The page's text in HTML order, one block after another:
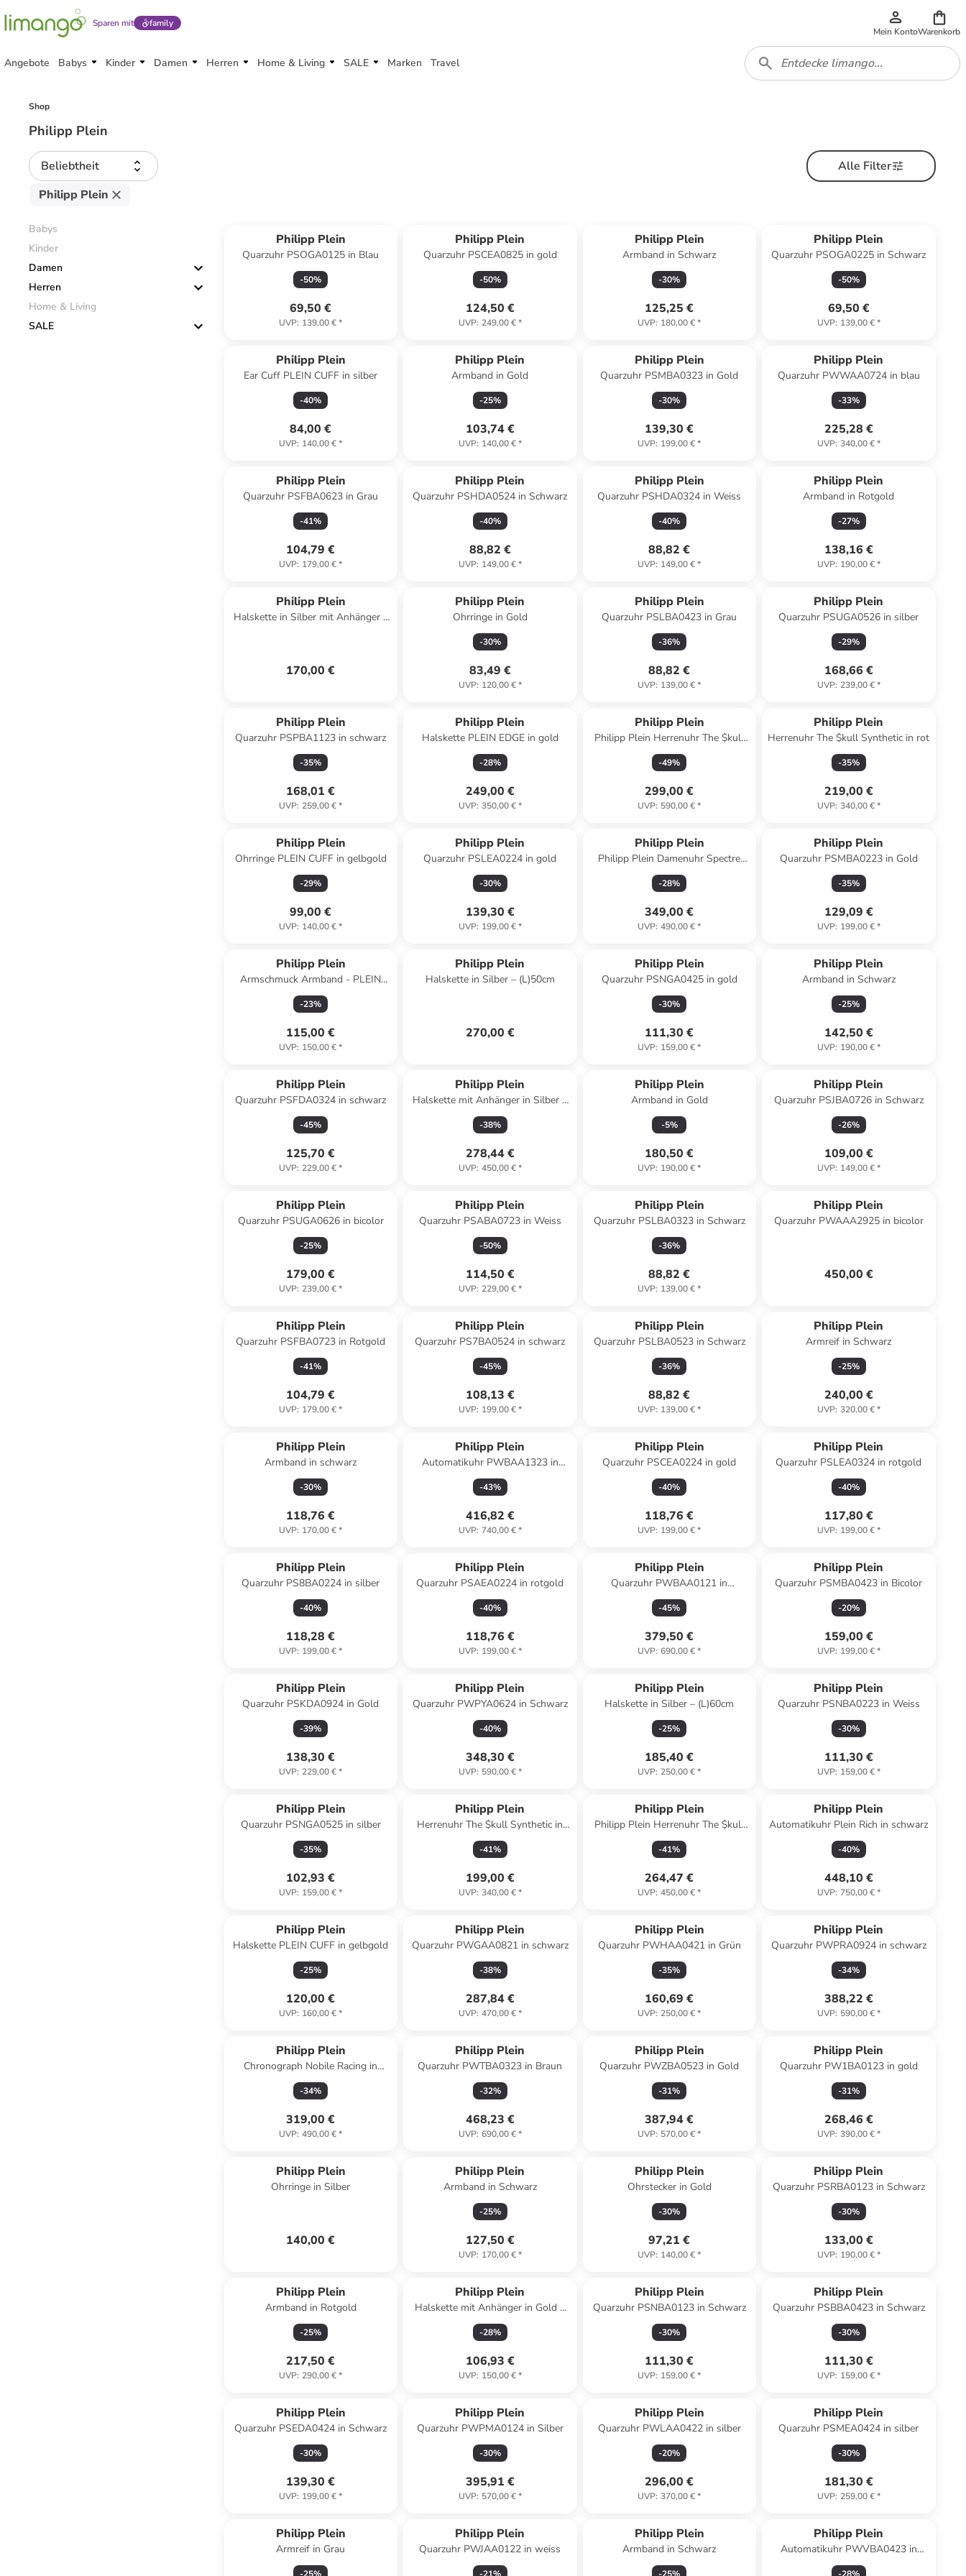
Sparen mit family
Mein KontoWarenkorb
Angebote Babys Kinder Damen Herren Home & Living SALE Marken Travel
Shop
Philipp Plein
Beliebtheit
Alle Filter
Philipp Plein
Babys
Kinder
Damen
Herren
Home & Living
SALE
Philipp Plein
Quarzuhr PSOGA0125 in Blau
-50%
69,50 €
UVP: 139,00 €*
Philipp Plein
Quarzuhr PSCEA0825 in gold
-50%
124,50 €
UVP: 249,00 €*
Philipp Plein
Armband in Schwarz
-30%
125,25 €
UVP: 180,00 €*
Philipp Plein
Quarzuhr PSOGA0225 in Schwarz
-50%
69,50 €
UVP: 139,00 €*
Philipp Plein
Ear Cuff PLEIN CUFF in silber
-40%
84,00 €
UVP: 140,00 €*
Philipp Plein
Armband in Gold
-25%
103,74 €
UVP: 140,00 €*
Philipp Plein
Quarzuhr PSMBA0323 in Gold
-30%
139,30 €
UVP: 199,00 €*
Philipp Plein
Quarzuhr PWWAA0724 in blau
-33%
225,28 €
UVP: 340,00 €*
Philipp Plein
Quarzuhr PSFBA0623 in Grau
-41%
104,79 €
UVP: 179,00 €*
Philipp Plein
Quarzuhr PSHDA0524 in Schwarz
-40%
88,82 €
UVP: 149,00 €*
Philipp Plein
Quarzuhr PSHDA0324 in Weiss
-40%
88,82 €
UVP: 149,00 €*
Philipp Plein
Armband in Rotgold
-27%
138,16 €
UVP: 190,00 €*
Philipp Plein
Halskette in Silber mit Anhänger –
170,00 €
Philipp Plein
Ohrringe in Gold
-30%
83,49 €
UVP: 120,00 €*
Philipp Plein
Quarzuhr PSLBA0423 in Grau
-36%
88,82 €
UVP: 139,00 €*
Philipp Plein
Quarzuhr PSUGA0526 in silber
-29%
168,66 €
UVP: 239,00 €*
Philipp Plein
Quarzuhr PSPBA1123 in schwarz
-35%
168,01 €
UVP: 259,00 €*
Philipp Plein
Halskette PLEIN EDGE in gold
-28%
249,00 €
UVP: 350,00 €*
Philipp Plein
Philipp Plein Herrenuhr The $kull
Diver in silber
-49%
299,00 €
UVP: 590,00 €*
Philipp Plein
Herrenuhr The $kull Synthetic in rot
-35%
219,00 €
UVP: 340,00 €*
Philipp Plein
Ohrringe PLEIN CUFF in gelbgold
-29%
99,00 €
UVP: 140,00 €*
Philipp Plein
Quarzuhr PSLEA0224 in gold
-30%
139,30 €
UVP: 199,00 €*
Philipp Plein
Philipp Plein Damenuhr Spectre
Lady Rainbow in weiß
-28%
349,00 €
UVP: 490,00 €*
Philipp Plein
Quarzuhr PSMBA0223 in Gold
-35%
129,09 €
UVP: 199,00 €*
Philipp Plein
Armschmuck Armband - PLEIN
SAFETY PIN in gold
-23%
115,00 €
UVP: 150,00 €*
Philipp Plein
Halskette in Silber – (L)50cm
270,00 €
Philipp Plein
Quarzuhr PSNGA0425 in gold
-30%
111,30 €
UVP: 159,00 €*
Philipp Plein
Armband in Schwarz
-25%
142,50 €
UVP: 190,00 €*
Philipp Plein
Quarzuhr PSFDA0324 in schwarz
-45%
125,70 €
UVP: 229,00 €*
Philipp Plein
Halskette mit Anhänger in Silber –
(L)60cm
-38%
278,44 €
UVP: 450,00 €*
Philipp Plein
Armband in Gold
-5%
180,50 €
UVP: 190,00 €*
Philipp Plein
Quarzuhr PSJBA0726 in Schwarz
-26%
109,00 €
UVP: 149,00 €*
Philipp Plein
Quarzuhr PSUGA0626 in bicolor
-25%
179,00 €
UVP: 239,00 €*
Philipp Plein
Quarzuhr PSABA0723 in Weiss
-50%
114,50 €
UVP: 229,00 €*
Philipp Plein
Quarzuhr PSLBA0323 in Schwarz
-36%
88,82 €
UVP: 139,00 €*
Philipp Plein
Quarzuhr PWAAA2925 in bicolor
450,00 €
Philipp Plein
Quarzuhr PSFBA0723 in Rotgold
-41%
104,79 €
UVP: 179,00 €*
Philipp Plein
Quarzuhr PS7BA0524 in schwarz
-45%
108,13 €
UVP: 199,00 €*
Philipp Plein
Quarzuhr PSLBA0523 in Schwarz
-36%
88,82 €
UVP: 139,00 €*
Philipp Plein
Armreif in Schwarz
-25%
240,00 €
UVP: 320,00 €*
Philipp Plein
Armband in schwarz
-30%
118,76 €
UVP: 170,00 €*
Philipp Plein
Automatikuhr PWBAA1323 in
Weiß
-43%
416,82 €
UVP: 740,00 €*
Philipp Plein
Quarzuhr PSCEA0224 in gold
-40%
118,76 €
UVP: 199,00 €*
Philipp Plein
Quarzuhr PSLEA0324 in rotgold
-40%
117,80 €
UVP: 199,00 €*
Philipp Plein
Quarzuhr PS8BA0224 in silber
-40%
118,28 €
UVP: 199,00 €*
Philipp Plein
Quarzuhr PSAEA0224 in rotgold
-40%
118,76 €
UVP: 199,00 €*
Philipp Plein
Quarzuhr PWBAA0121 in
Mehrfarbig
-45%
379,50 €
UVP: 690,00 €*
Philipp Plein
Quarzuhr PSMBA0423 in Bicolor
-20%
159,00 €
UVP: 199,00 €*
Philipp Plein
Quarzuhr PSKDA0924 in Gold
-39%
138,30 €
UVP: 229,00 €*
Philipp Plein
Quarzuhr PWPYA0624 in Schwarz
-40%
348,30 €
UVP: 590,00 €*
Philipp Plein
Halskette in Silber – (L)60cm
-25%
185,40 €
UVP: 250,00 €*
Philipp Plein
Quarzuhr PSNBA0223 in Weiss
-30%
111,30 €
UVP: 159,00 €*
Philipp Plein
Quarzuhr PSNGA0525 in silber
-35%
102,93 €
UVP: 159,00 €*
Philipp Plein
Herrenuhr The $kull Synthetic in
gelb
-41%
199,00 €
UVP: 340,00 €*
Philipp Plein
Philipp Plein Herrenuhr The $kull
Diver in blau
-41%
264,47 €
UVP: 450,00 €*
Philipp Plein
Automatikuhr Plein Rich in schwarz
-40%
448,10 €
UVP: 750,00 €*
Philipp Plein
Halskette PLEIN CUFF in gelbgold
-25%
120,00 €
UVP: 160,00 €*
Philipp Plein
Quarzuhr PWGAA0821 in schwarz
-38%
287,84 €
UVP: 470,00 €*
Philipp Plein
Quarzuhr PWHAA0421 in Grün
-35%
160,69 €
UVP: 250,00 €*
Philipp Plein
Quarzuhr PWPRA0924 in schwarz
-34%
388,22 €
UVP: 590,00 €*
Philipp Plein
Chronograph Nobile Racing in
schwarz
-34%
319,00 €
UVP: 490,00 €*
Philipp Plein
Quarzuhr PWTBA0323 in Braun
-32%
468,23 €
UVP: 690,00 €*
Philipp Plein
Quarzuhr PWZBA0523 in Gold
-31%
387,94 €
UVP: 570,00 €*
Philipp Plein
Quarzuhr PW1BA0123 in gold
-31%
268,46 €
UVP: 390,00 €*
Philipp Plein
Ohrringe in Silber
140,00 €
Philipp Plein
Armband in Schwarz
-25%
127,50 €
UVP: 170,00 €*
Philipp Plein
Ohrstecker in Gold
-30%
97,21 €
UVP: 140,00 €*
Philipp Plein
Quarzuhr PSRBA0123 in Schwarz
-30%
133,00 €
UVP: 190,00 €*
Philipp Plein
Armband in Rotgold
-25%
217,50 €
UVP: 290,00 €*
Philipp Plein
Halskette mit Anhänger in Gold –
(L)45cm
-28%
106,93 €
UVP: 150,00 €*
Philipp Plein
Quarzuhr PSNBA0123 in Schwarz
-30%
111,30 €
UVP: 159,00 €*
Philipp Plein
Quarzuhr PSBBA0423 in Schwarz
-30%
111,30 €
UVP: 159,00 €*
Philipp Plein
Quarzuhr PSEDA0424 in Schwarz
-30%
139,30 €
UVP: 199,00 €*
Philipp Plein
Quarzuhr PWPMA0124 in Silber
-30%
395,91 €
UVP: 570,00 €*
Philipp Plein
Quarzuhr PWLAA0422 in silber
-20%
296,00 €
UVP: 370,00 €*
Philipp Plein
Quarzuhr PSMEA0424 in silber
-30%
181,30 €
UVP: 259,00 €*
Philipp Plein
Armreif in Grau
Philipp Plein
Quarzuhr PWJAA0122 in weiss
Philipp Plein
Armband in Schwarz
Philipp Plein
Automatikuhr PWVBA0423 in
Schwarz